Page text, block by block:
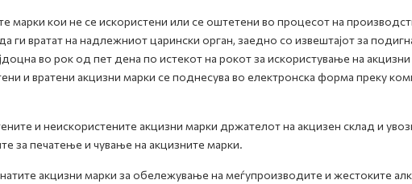
марки кои не се искористени или се оштетени во процесот на
ги вратат на надлежниот царински орган, заедно со извештајот за
во рок од пет дена по истекот на рокот за искористување на
и вратени акцизни марки се поднесува во електронска форма преку
и неискористените акцизни марки држателот на акцизен склад и
за печатење и чување на акцизните марки.
акцизни марки за обележување на меѓупроизводите и жестоките